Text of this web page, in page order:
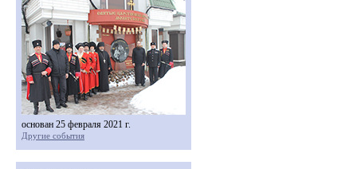
основан 25 февраля 2021 г.
Другие события